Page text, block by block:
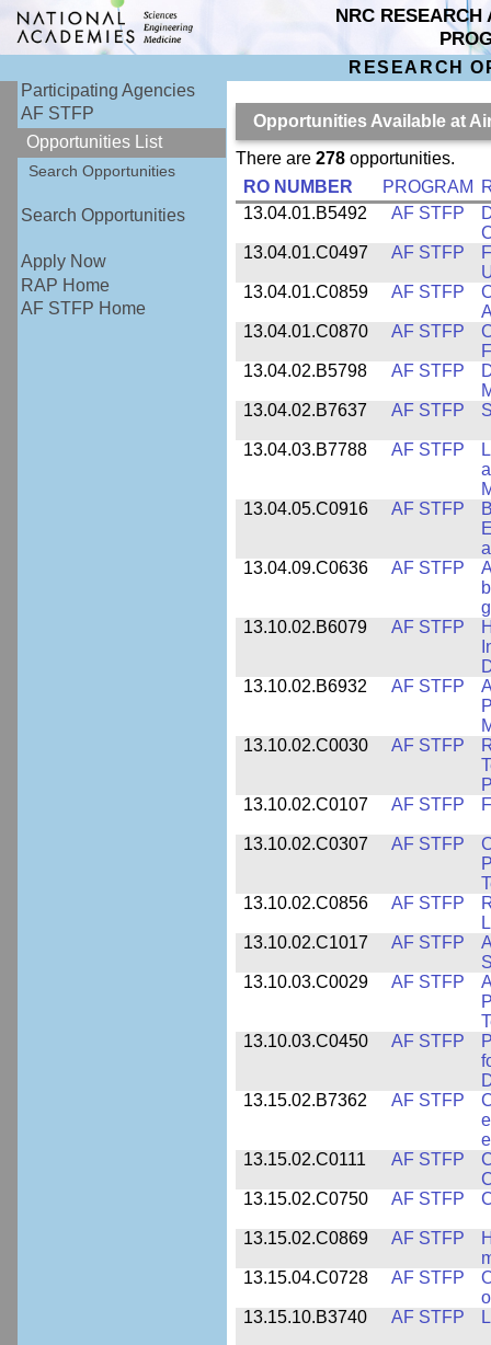
NRC RESEARCH
RESEARCH
Participating Agencies
AF STFP
Opportunities List
Search Opportunities
Search Opportunities
Apply Now
RAP Home
AF STFP Home
Opportunities Available at
There are 278opportunities.
RO NUMBER
PROGRAM
13.04.01.B5492
AF STFP
13.04.01.C0497
AF STFP
13.04.01.C0859
AF STFP
13.04.01.C0870
AF STFP
13.04.02.B5798
AF STFP
13.04.02.B7637
AF STFP
13.04.03.B7788 AF STFP
13.04.05.C0916
AF STFP
13.04.09.C0636
AF STFP
13.10.02.B6079
AF STFP
13.10.02.B6932
AF STFP
13.10.02.C0030
AF STFP
13.10.02.C0107
AF STFP
13.10.02.C0307 AF STFP
13.10.02.C0856
AF STFP
13.10.02.C1017
AF STFP
13.10.03.C0029
AF STFP
13.10.03.C0450
AF STFP
13.15.02.B7362
AF STFP
13.15.02.C0111
AF STFP
13.15.02.C0750
AF STFP
13.15.02.C0869 AF STFP
13.15.04.C0728
AF STFP
13.15.10.B3740
AF STFP